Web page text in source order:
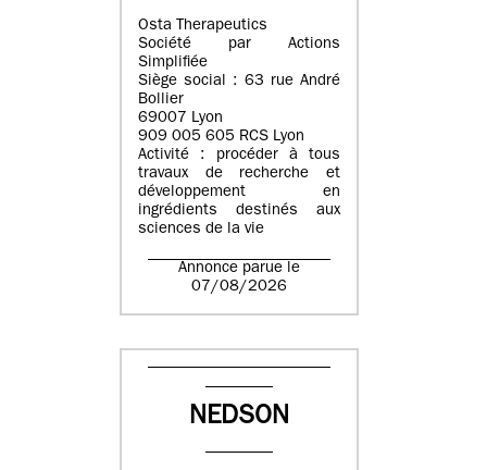
Osta Therapeutics
Société par Actions
Simplifiée
Siège social : 63 rue André
Bollier
69007 Lyon
909 005 605 RCS Lyon
Activité : procéder à tous
travaux de recherche et
développement en
ingrédients destinés aux
sciences de la vie
Annonce parue le
07/08/2026
NEDSON